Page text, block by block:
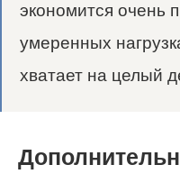
экономится очень
умеренных
хватает на целый